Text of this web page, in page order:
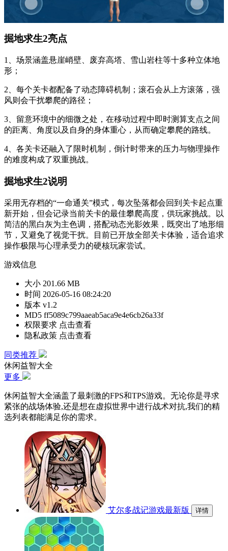
掘地求生2亮点
1、场景涵盖悬崖峭壁、废弃高塔、雪山岩柱等十多种立体地
形；
2、每个关卡都配备了动态障碍机制；滚石会从上方滚落，强
风则会干扰攀爬的路径；
3、留意环境中的细微之处，在移动过程中即时测算支点之间
的距离、角度以及自身的身体重心，从而确定攀爬的路线。
4、各关卡还融入了限时机制，倒计时带来的压力与物理操作
的难度构成了双重挑战。
掘地求生2说明
采用无存档的“一命通关”模式，每次坠落都会回到关卡起点重
新开始，但会记录当前关卡的最佳攀爬高度，供玩家挑战。以
简洁的黑白灰为主色调，搭配动态光影效果，既突出了地形细
节，又避免了视觉干扰。目前已开放全部关卡体验，适合追求
操作极限与心理承受力的硬核玩家尝试。
游戏信息
大小 201.66 MB
时间 2026-05-16 08:24:20
版本 v1.2
MD5 ff5089c799aaeab5aca9e4e6cb26a33f
权限要求 点击查看
隐私政策 点击查看
同类推荐
休闲益智大全
更多
休闲益智大全涵盖了最刺激的FPS和TPS游戏。无论你是寻求
紧张的战场体验,还是想在虚拟世界中进行战术对抗,我们的精
选列表都能满足你的需求。
艾尔多战记游戏最新版 详情